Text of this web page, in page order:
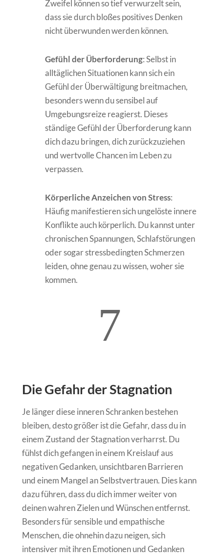
Zweifel können so tief verwurzelt sein,
dass sie durch bloßes positives Denken
nicht überwunden werden können.
Gefühl der Überforderung: Selbst in
alltäglichen Situationen kann sich ein
Gefühl der Überwältigung breitmachen,
besonders wenn du sensibel auf
Umgebungsreize reagierst. Dieses
ständige Gefühl der Überforderung kann
dich dazu bringen, dich zurückzuziehen
und wertvolle Chancen im Leben zu
verpassen.
Körperliche Anzeichen von Stress:
Häufig manifestieren sich ungelöste innere
Konflikte auch körperlich. Du kannst unter
chronischen Spannungen, Schlafstörungen
oder sogar stressbedingten Schmerzen
leiden, ohne genau zu wissen, woher sie
kommen.
7
Die Gefahr der Stagnation
Je länger diese inneren Schranken bestehen
bleiben, desto größer ist die Gefahr, dass du in
einem Zustand der Stagnation verharrst. Du
fühlst dich gefangen in einem Kreislauf aus
negativen Gedanken, unsichtbaren Barrieren
und einem Mangel an Selbstvertrauen. Dies kann
dazu führen, dass du dich immer weiter von
deinen wahren Zielen und Wünschen entfernst.
Besonders für sensible und empathische
Menschen, die ohnehin dazu neigen, sich
intensiver mit ihren Emotionen und Gedanken